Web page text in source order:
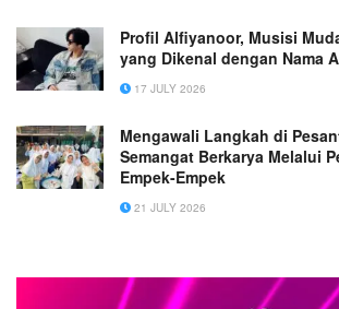
‎Profil Alfiyanoor, Musisi
yang Dikenal dengan Nama
17 JULY 2026
Mengawali Langkah di
Semangat Berkarya Melalui
Empek-Empek
21 JULY 2026